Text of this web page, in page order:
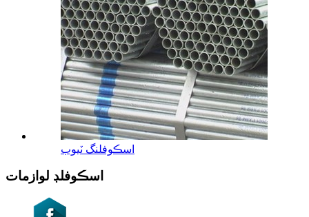
اسڪوفلنگ ٽيوب
اسڪوفلڊ لوازمات